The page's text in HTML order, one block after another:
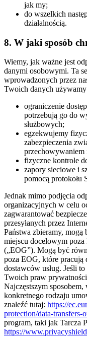
jak my;
do wszelkich
działalnością.
8. W jaki sposób
Wiemy, jak ważne jest
danymi osobowymi. Ta
wprowadzonych przez
Twoich danych
ograniczenie
potrzebują go do
służbowych;
egzekwujemy
zabezpieczenia
fizyczne kontrole
zapory sieciowe i
pomocą protokołu
Jednak mimo podjęcia
organizacyjnych w celu
zagwarantować
przesyłanych przez
Państwa zbieramy,
miejscu docelowym
(„EOG”). Mogą być
poza EOG, które pracują
dostawców usług. Jeśli
Twoich praw
Najczęstszym
konkretnego rodzaju
znaleźć tutaj: https://
protection/data-transfers-
program, taki jak Tarcza
https://